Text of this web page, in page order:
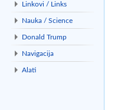
Linkovi / Links
Nauka / Science
Donald Trump
Navigacija
Alati